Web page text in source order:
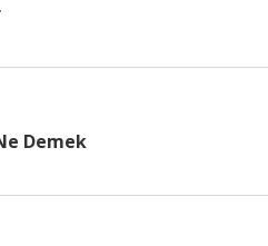
Demek